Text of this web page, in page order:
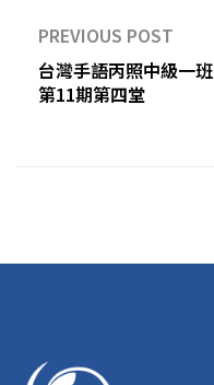
PREVIOUS POST
台灣手語丙照中級一班
第11期第四堂